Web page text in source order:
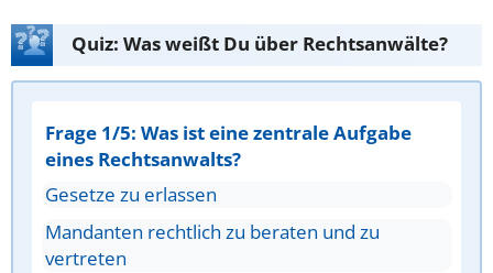
Quiz: Was weißt Du über Rechtsanwälte?
Frage 1/5: Was ist eine zentrale Aufgabe
eines Rechtsanwalts?
Gesetze zu erlassen
Mandanten rechtlich zu beraten und zu
vertreten